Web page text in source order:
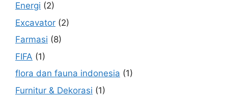
Energi (2)
Excavator (2)
Farmasi (8)
FIFA (1)
flora dan fauna indonesia (1)
Furnitur & Dekorasi (1)